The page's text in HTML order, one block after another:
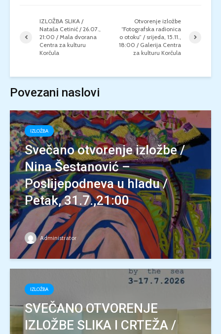
IZLOŽBA SLIKA /
Nataša Cetinić / 26.07.,
21:00 / Mala dvorana
Centra za kulturu
Korčula
Otvorenje izložbe
“Fotografska radionica
o otoku” / srijeda, 15.11.,
18:00 / Galerija Centra
za kulturu Korčula
Povezani naslovi
IZLOŽBA
Svečano otvorenje izložbe /
Nina Šestanović –
Poslijepodneva u hladu /
Petak, 31.7.,21:00
Administrator
IZLOŽBA
SVEČANO OTVORENJE
IZLOŽBE SLIKA I CRTEŽA /